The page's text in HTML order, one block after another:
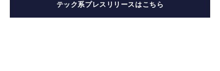
テック系プレスリリースはこちら